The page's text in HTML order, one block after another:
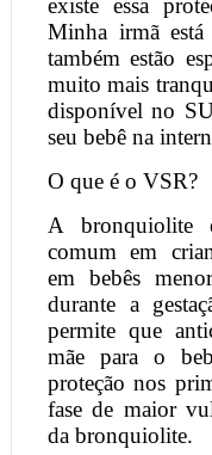
existe essa
Minha irmã
também estão
muito mais
disponível no
seu bebê na
O que é o VSR?
A bronquiolite
comum em
em bebês
durante a
permite que
mãe para o
proteção nos
fase de maior
da bronquiolite.